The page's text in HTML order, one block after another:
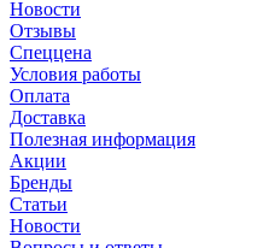
Новости
Отзывы
Спеццена
Условия работы
Оплата
Доставка
Полезная информация
Акции
Бренды
Статьи
Новости